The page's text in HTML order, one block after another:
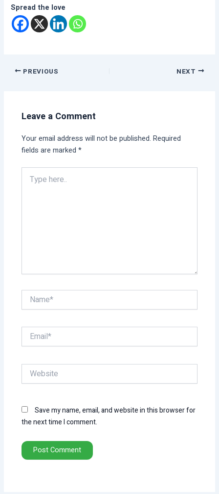
Spread the love
PREVIOUS NEXT
Leave a Comment
Your email address will not be published. Required
fields are marked*
here..
Name*
Email*
Website
Save my name, email, and website in this browser for
the next time I comment.